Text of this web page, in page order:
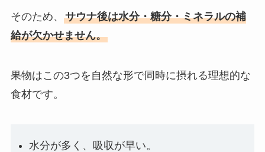
そのため、 サウナ後は水分・糖分・ミネラルの補
給が欠かせません。
果物はこの3つを自然な形で同時に摂れる理想的な
食材です。
水分が多く、吸収が早い。